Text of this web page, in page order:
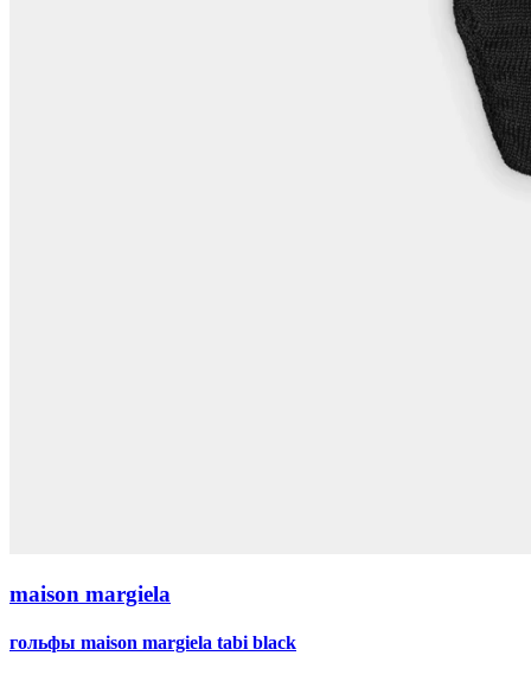
maison margiela
гольфы maison margiela tabi black